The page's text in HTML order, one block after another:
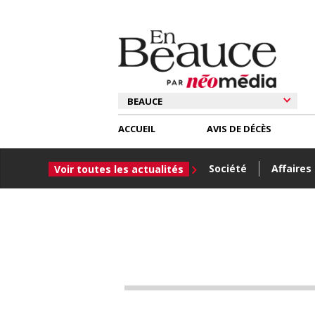
ACCUEIL
Voir toutes les actualités Société Affaires
AVIS DE DÉCÈS